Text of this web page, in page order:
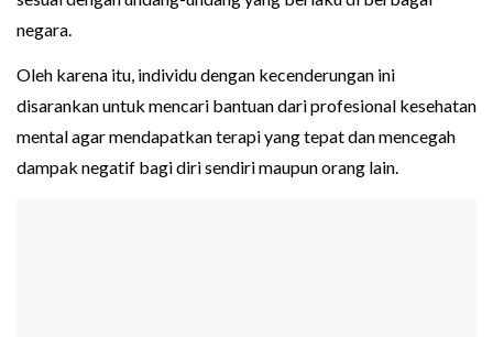
negara.
Oleh karena itu, individu dengan kecenderungan ini
disarankan untuk mencari bantuan dari profesional kesehatan
mental agar mendapatkan terapi yang tepat dan mencegah
dampak negatif bagi diri sendiri maupun orang lain.